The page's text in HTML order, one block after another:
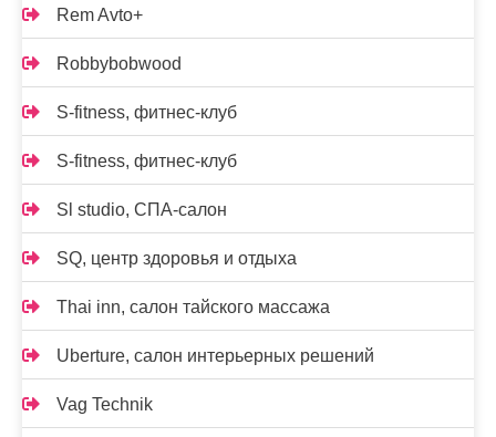
Rem Avto+
Robbybobwood
S-fitness, фитнес-клуб
S-fitness, фитнес-клуб
Sl studio, СПА-салон
SQ, центр здоровья и отдыха
Thai inn, салон тайского массажа
Uberture, салон интерьерных решений
Vag Technik